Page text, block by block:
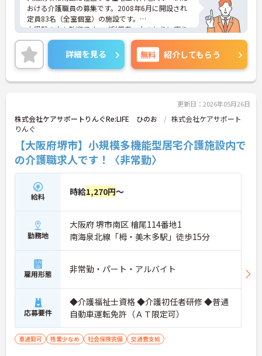
おける介護職員の募集です。2008年6月に開設され
定員83名（全室個室）の施設です。
未経験の方も歓迎です。ご利用者一人ひとりに寄り
添って介護サービスの提供を行っていただける方を
募集しています。また、研修制度や資格取得支援制
度があり、働きながらスキルアップが目指せます。
ご興味のある方には、面接対策ポイントなど、さら
に詳細をお話しいたしますのでお気軽にご相談くだ
詳細を見る 無料 紹介してもらう
更新日：2026年05月26日
株式会社ケアサポートりんぐRe:LIFE ひのお
株式会社ケアサポート
りんぐ
【大阪府堺市】小規模多機能型居宅介護施設内で
の介護職求人です！〈非常勤〉
給料 時給1,270円～
勤務地
大阪府 堺市南区 檜尾114番地1
南海泉北線「栂・美木多駅」徒歩15分
雇用形態 非常勤・パート・アルバイト
応募要件
◆介護福祉士資格 ◆介護初任者研修 ◆普通
自動車運転免許（ＡＴ限定可）
車通勤可 残業少なめ 社会保険完備 交通費支給